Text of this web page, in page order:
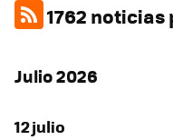
1762
Julio 2026
12 julio